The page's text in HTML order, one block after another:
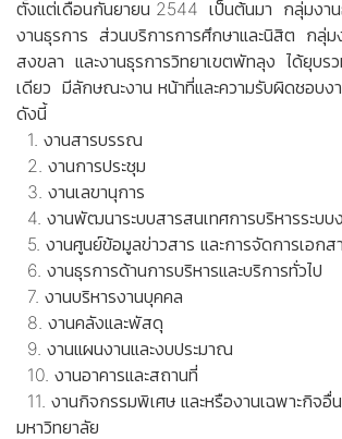
ตั้งแต่เดือนกันยายน 2544 เป็นต้นมา กลุ่มงา
งานธุรการ ส่วนบริการการศึกษาและนิสิต กลุ่ม
สงขลา และงานธุรการวิทยาเขตพัทลุง ได้ยุบร
เดียว มีลักษณะงาน หน้าที่และความรับผิดชอบง
ดังนี้
1. งานสารบรรณ
2. งานการประชุม
3. งานเลขานุการ
4. งานพัฒนาระบบสารสนเทศการบริหารระบ
5. งานศูนย์ข้อมูลข่าวสาร และการจัดการเอกส
6. งานธุรการด้านการบริหารและบริการทั่วไป
7. งานบริหารงานบุคคล
8. งานคลังและพัสดุ
9. งานแผนงานและงบประมาณ
10. งานอาคารและสถานที่
11. งานกิจกรรมพิเศษ และหรืองานเฉพาะกิจอื่
มหาวิทยาลัย